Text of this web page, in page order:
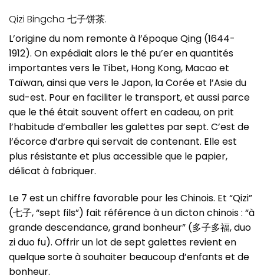
Qizi Bingcha 七子饼茶.
L’origine du nom remonte à l’époque Qing (1644-
1912). On expédiait alors le thé pu’er en quantités
importantes vers le Tibet, Hong Kong, Macao et
Taïwan, ainsi que vers le Japon, la Corée et l’Asie du
sud-est. Pour en faciliter le transport, et aussi parce
que le thé était souvent offert en cadeau, on prit
l’habitude d’emballer les galettes par sept. C’est de
l’écorce d’arbre qui servait de contenant. Elle est
plus résistante et plus accessible que le papier,
délicat à fabriquer.
Le 7 est un chiffre favorable pour les Chinois. Et “Qizi”
(七子, “sept fils”) fait référence à un dicton chinois : “à
grande descendance, grand bonheur” (多子多福, duo
zi duo fu). Offrir un lot de sept galettes revient en
quelque sorte à souhaiter beaucoup d’enfants et de
bonheur.